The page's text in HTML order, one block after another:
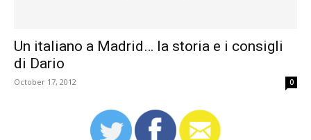
Un italiano a Madrid… la storia e i consigli
di Dario
October 17, 2012 0